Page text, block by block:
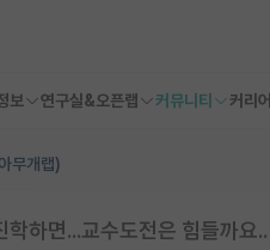
보 연구실&오픈랩 커뮤니티 커리어
무개랩)
하면...교수도전은 힘들까요..